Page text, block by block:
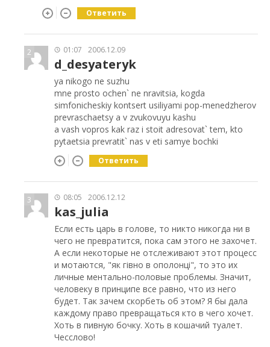
Ответить
2 01:07 2006.12.09
d_desyateryk
ya nikogo ne suzhu
mne prosto ochen` ne nravitsia, kogda
simfonicheskiy kontsert usiliyami pop-menedzherov
prevraschaetsy a v zvukovuyu kashu
a vash vopros kak raz i stoit adresovat` tem, kto
pytaetsia prevratit` nas v eti samye bochki
Ответить
3 08:05 2006.12.12
kas_julia
Если есть царь в голове, то никто никогда ни в
чего не превратится, пока сам этого не захочет.
А если некоторые не отслеживают этот процесс
и мотаются, "як гівно в ополонці", то это их
личные ментально-половые проблемы. Значит,
человеку в принципе все равно, что из него
будет. Так зачем скорбеть об этом? Я бы дала
каждому право превращаться кто в чего хочет.
Хоть в пивную бочку. Хоть в кошачий туалет.
Чесслово!